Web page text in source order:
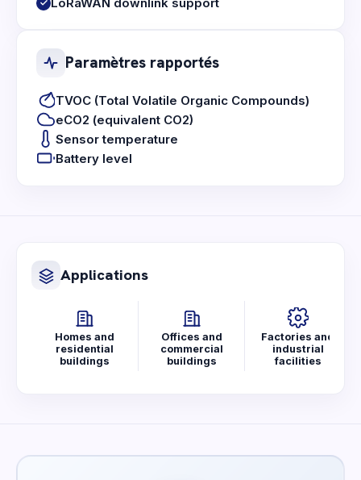
Paramètres rapportés
TVOC (Total Volatile Organic Compounds)
eCO2 (equivalent CO2)
Sensor temperature
Battery level
Applications
Homes and
residential
buildings
Offices and
commercial
buildings
Factories and
industrial
facilities